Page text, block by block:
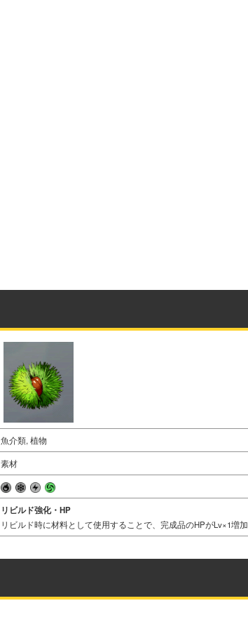
魚介類, 植物
素材
リビルド強化・HP
リビルド時に材料として使用することで、完成品のHPがLv×1増加